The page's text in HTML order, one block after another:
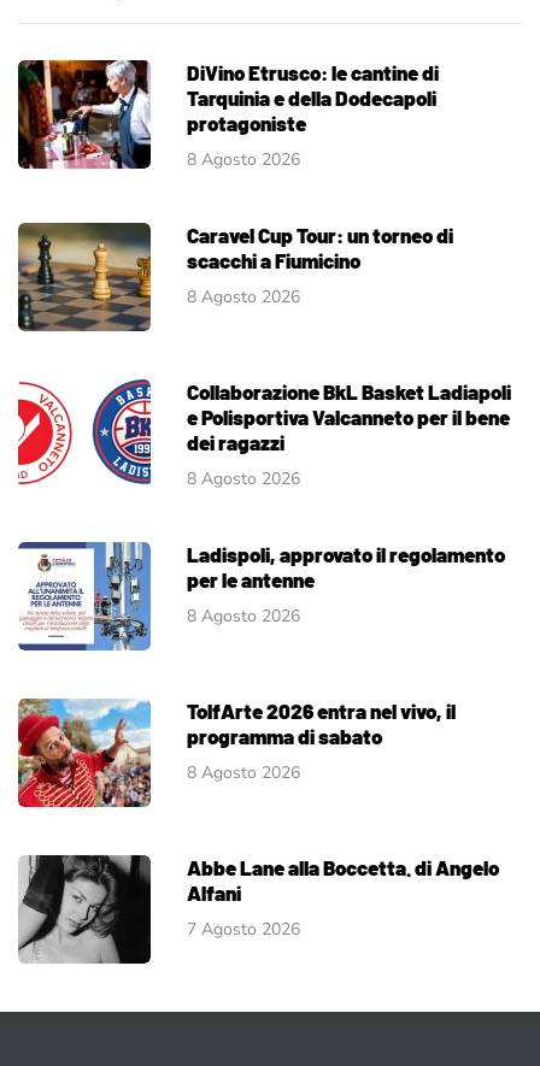
DiVino Etrusco: le cantine di
Tarquinia e della Dodecapoli
protagoniste
8 Agosto 2026
Caravel Cup Tour: un torneo di
scacchi a Fiumicino
8 Agosto 2026
Collaborazione BkL Basket Ladiapoli
e Polisportiva Valcanneto per il bene
dei ragazzi
8 Agosto 2026
Ladispoli, approvato il regolamento
per le antenne
8 Agosto 2026
TolfArte 2026 entra nel vivo, il
programma di sabato
8 Agosto 2026
Abbe Lane alla Boccetta. di Angelo
Alfani
7 Agosto 2026